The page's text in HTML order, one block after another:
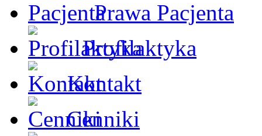
Prawa Pacjenta
Profilaktyka
Kontakt
Cenniki